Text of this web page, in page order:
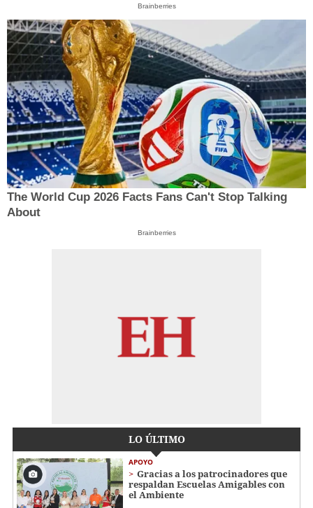
Brainberries
The World Cup 2026 Facts Fans Can't Stop Talking
About
Brainberries
LO ÚLTIMO
APOYO
Gracias a los patrocinadores que
respaldan Escuelas Amigables con
el Ambiente